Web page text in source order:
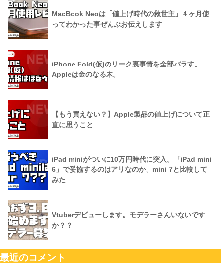
MacBook Neoは「値上げ時代の救世主」４ヶ月使
ってわかった事ぜんぶお伝えします
iPhone Fold(仮)のリーク裏事情を全部バラす。
Appleは金のなる木。
【もう買えない？】Apple製品の値上げについて正
直に思うこと
iPad miniがついに10万円時代に突入。「iPad mini
6」で妥協するのはアリなのか、mini 7と比較して
みた
Vtuberデビューします。モデラーさんいないです
か？？
最近のコメント